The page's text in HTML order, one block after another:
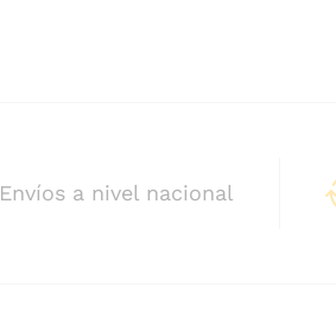
Envíos a nivel nacional